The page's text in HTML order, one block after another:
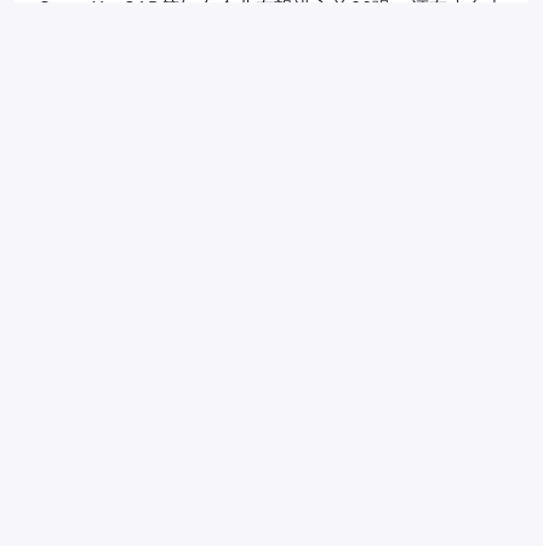
SpaceX、SAP等知名企业有望进入前20强，还有来自中